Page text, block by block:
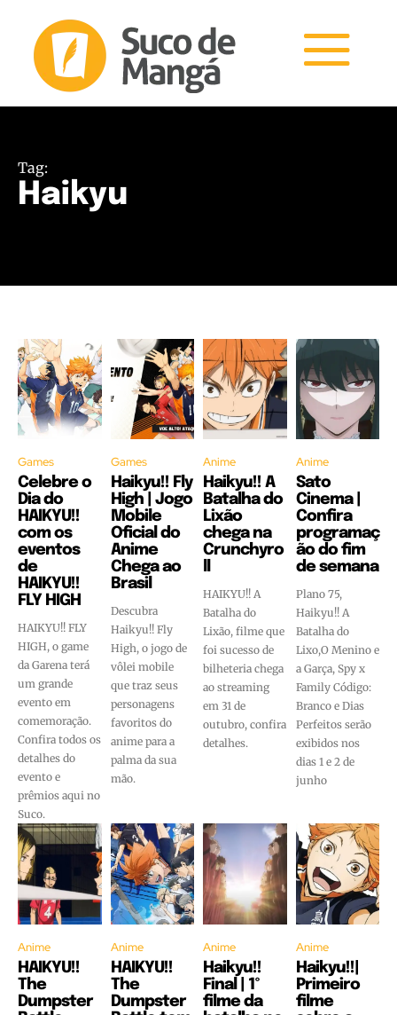
Tag:
Haikyu
Games
Celebre o
Dia do
HAIKYU!!
com os
eventos
de
HAIKYU!!
FLY HIGH
HAIKYU!! FLY
HIGH, o game
da Garena terá
um grande
evento em
comemoração.
Confira todos os
detalhes do
evento e
prêmios aqui no
Suco.
Games
Haikyu!! Fly
High | Jogo
Mobile
Oficial do
Anime
Chega ao
Brasil
Descubra
Haikyu!! Fly
High, o jogo de
vôlei mobile
que traz seus
personagens
favoritos do
anime para a
palma da sua
mão.
Anime
Haikyu!! A
Batalha do
Lixão
chega na
Crunchyro
HAIKYU!! A
Batalha do
Lixão, filme que
foi sucesso de
bilheteria chega
ao streaming
em 31 de
outubro, confira
detalhes.
Anime
Sato
Cinema |
Confira
programaç
ão do fim
de semana
Plano 75,
Haikyu!! A
Batalha do
Lixo,O Menino e
a Garça, Spy x
Family Código:
Branco e Dias
Perfeitos serão
exibidos nos
dias 1 e 2 de
junho
Anime
HAIKYU!!
The
Dumpster
Anime
HAIKYU!!
The
Dumpster
Anime
Haikyu!!
Final | 1º
filme da
Anime
Haikyu!!|
Primeiro
filme